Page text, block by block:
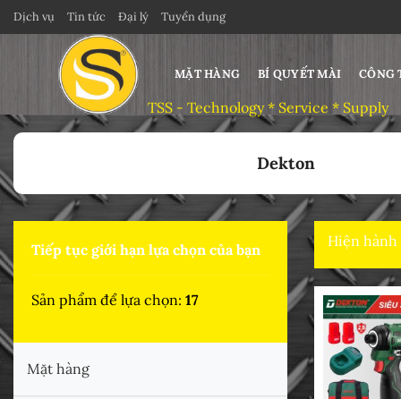
Bỏ
qua
Dịch vụ Tin tức Đại lý Tuyển dụng
MẶT HÀNG BÍ QUYẾT MÀI CÔNG
Dekton
Tiếp tục giới hạn lựa chọn của bạn
Sản phẩm để lựa chọn: 17
Mặt hàng
Hiện hành